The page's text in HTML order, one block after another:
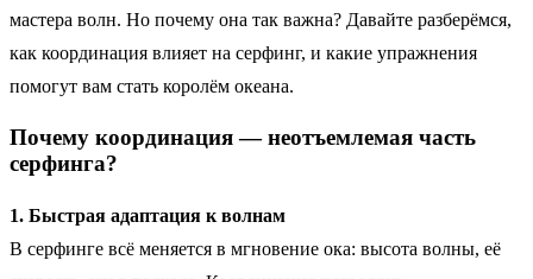
мастера волн. Но почему она так важна? Давайте разберёмся,
как координация влияет на серфинг, и какие упражнения
помогут вам стать королём океана.
Почему координация — неотъемлемая часть
серфинга?
1. Быстрая адаптация к волнам
В серфинге всё меняется в мгновение ока: высота волны, её